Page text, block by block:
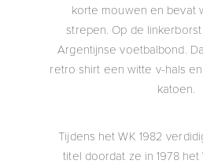
korte mouwen en bevat
strepen. Op de
Argentijnse voetbalbond.
retro shirt een witte v-hals
katoen.
Tijdens het WK 1982
titel doordat ze in 1978